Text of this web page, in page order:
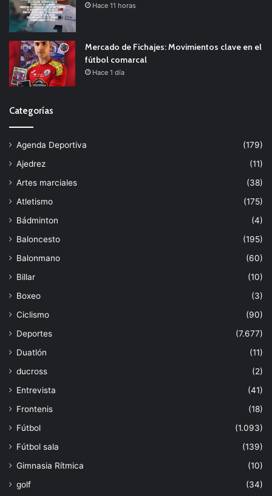
Hace 11 horas
Mercado de Fichajes: Movimientos clave en el
fútbol comarcal
Hace 1 día
Categorías
Agenda Deportiva
(179)
Ajedrez
(11)
Artes marciales
(38)
Atletismo
(175)
Bádminton
(4)
Baloncesto
(195)
Balonmano
(60)
Billar
(10)
Boxeo
(3)
Ciclismo
(90)
Deportes
(7.677)
Duatlón
(11)
ducross
(2)
Entrevista
(41)
Frontenis
(18)
Fútbol
(1.093)
Fútbol sala
(139)
Gimnasia Rítmica
(10)
golf
(34)